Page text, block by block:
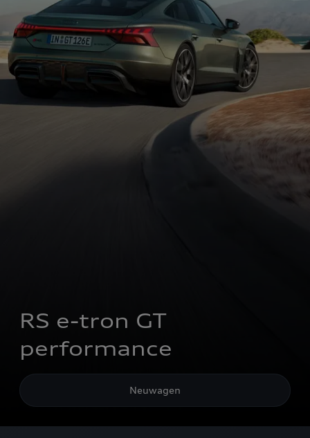
RS e-tron GT
performance
Neuwagen